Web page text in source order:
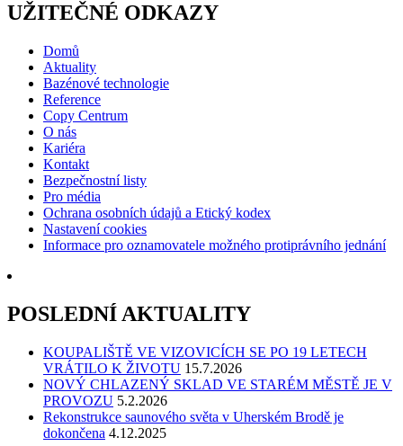
UŽITEČNÉ ODKAZY
Domů
Aktuality
Bazénové technologie
Reference
Copy Centrum
O nás
Kariéra
Kontakt
Bezpečnostní listy
Pro média
Ochrana osobních údajů a Etický kodex
Nastavení cookies
Informace pro oznamovatele možného protiprávního jednání
POSLEDNÍ AKTUALITY
KOUPALIŠTĚ VE VIZOVICÍCH SE PO 19 LETECH
VRÁTILO K ŽIVOTU 15.7.2026
NOVÝ CHLAZENÝ SKLAD VE STARÉM MĚSTĚ JE V
PROVOZU 5.2.2026
Rekonstrukce saunového světa v Uherském Brodě je
dokončena 4.12.2025